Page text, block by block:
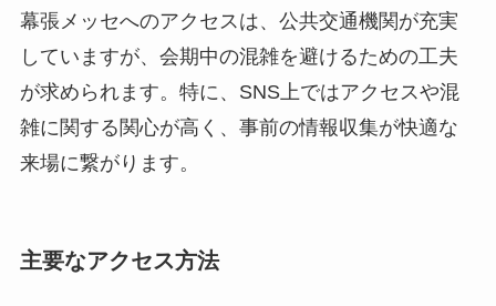
め、時間をずらすか、事前に軽食を用意しておく
などの工夫も有効です。
アクセスと混雑回避——海浜幕張5分・臨